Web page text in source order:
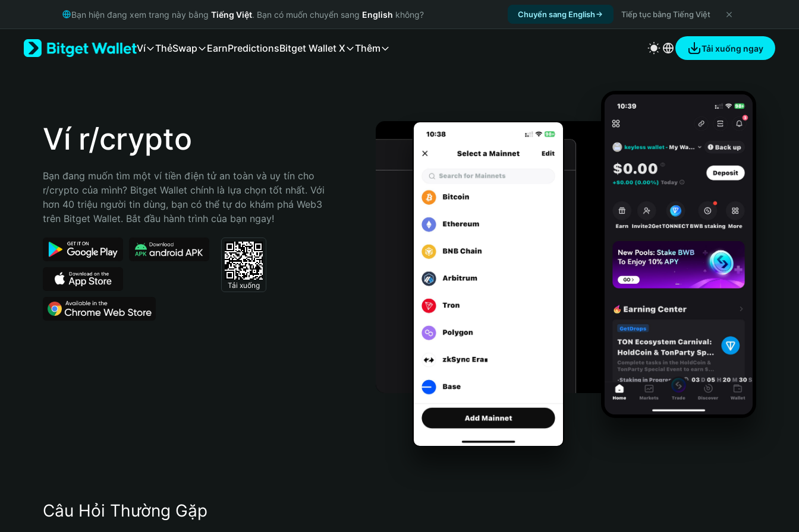
Русский
Bahasa Indonesia
Português (Brasil)
Bạn hiện đang xem trang này bằng Tiếng Việt. Bạn có muốn chuyển sang English không? Chuyển sang English Tiếp tục bằng Tiếng Việt
Ví ThẻSwap EarnPredictionsBitget Wallet X Thêm Tải xuống ngay
Ví r/crypto
Bạn đang muốn tìm một ví tiền điện tử an toàn và uy tín cho
r/crypto của mình? Bitget Wallet chính là lựa chọn tốt nhất. Với
hơn 40 triệu người tin dùng, bạn có thể tự do khám phá Web3
trên Bitget Wallet. Bắt đầu hành trình của bạn ngay!
Tải xuống
Câu Hỏi Thường Gặp